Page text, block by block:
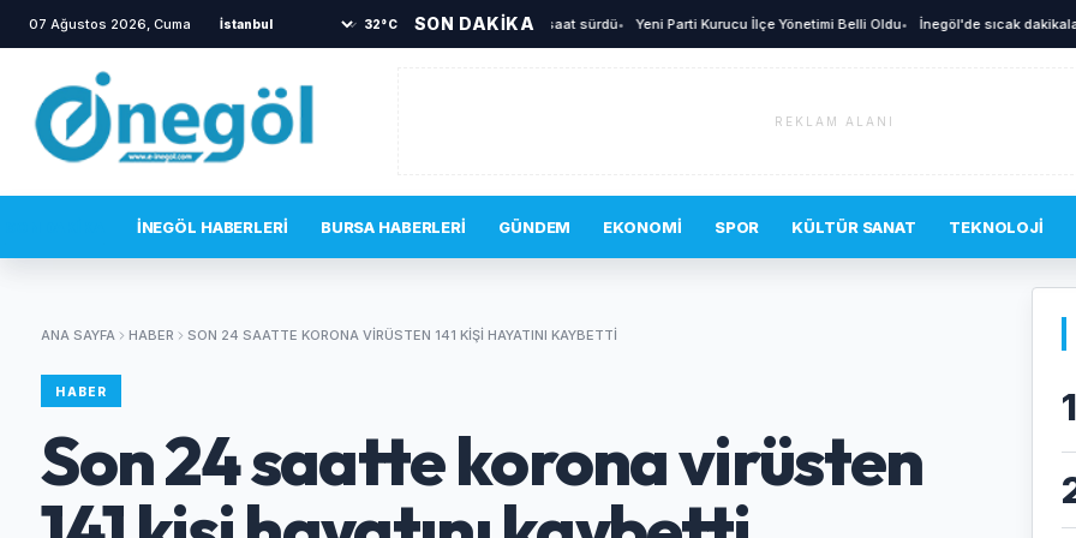
07 Ağustos 2026, Cuma 32°C SON DAKİKA
İnegöl’de sıcak dakikalar! İkna çabası bir saat sürdü• Yeni Parti Kurucu İlçe Yönetimi Belli Oldu• İnegöl'de sıcak dakikalar! İkna
REKLAM ALANI
İNEGÖL HABERLERI BURSA HABERLERI GÜNDEM EKONOMI SPOR KÜLTÜR SANAT TEKNOLOJI
ANA SAYFA HABER SON 24 SAATTE KORONA VIRÜSTEN 141 KIŞI HAYATINI KAYBETTI
HABER
Son 24 saatte korona virüsten
1